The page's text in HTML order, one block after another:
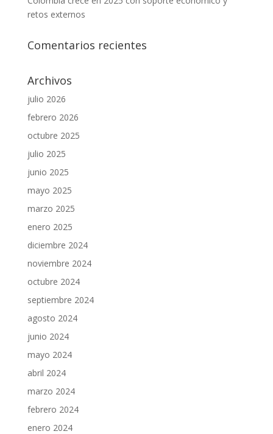
retos externos
Comentarios recientes
Archivos
julio 2026
febrero 2026
octubre 2025
julio 2025
junio 2025
mayo 2025
marzo 2025
enero 2025
diciembre 2024
noviembre 2024
octubre 2024
septiembre 2024
agosto 2024
junio 2024
mayo 2024
abril 2024
marzo 2024
febrero 2024
enero 2024